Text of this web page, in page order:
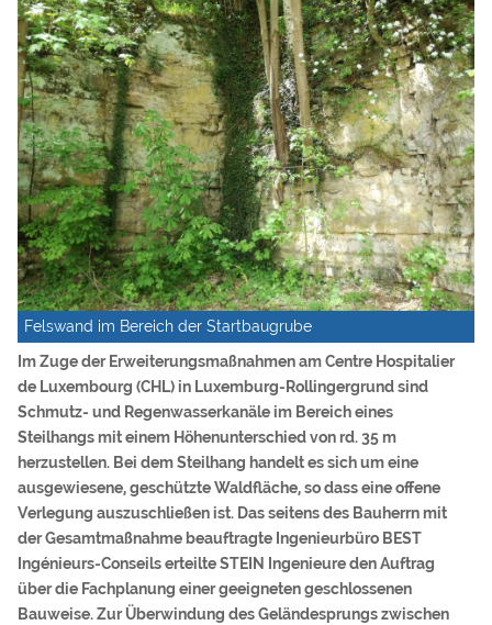
Felswand im Bereich der Startbaugrube
Im Zuge der Erweiterungsmaßnahmen am Centre Hospitalier
de Luxembourg (CHL) in Luxemburg-Rollingergrund sind
Schmutz- und Regenwasserkanäle im Bereich eines
Steilhangs mit einem Höhenunterschied von rd. 35 m
herzustellen. Bei dem Steilhang handelt es sich um eine
ausgewiesene, geschützte Waldfläche, so dass eine offene
Verlegung auszuschließen ist. Das seitens des Bauherrn mit
der Gesamtmaßnahme beauftragte Ingenieurbüro BEST
Ingénieurs-Conseils erteilte STEIN Ingenieure den Auftrag
über die Fachplanung einer geeigneten geschlossenen
Bauweise. Zur Überwindung des Geländesprungs zwischen